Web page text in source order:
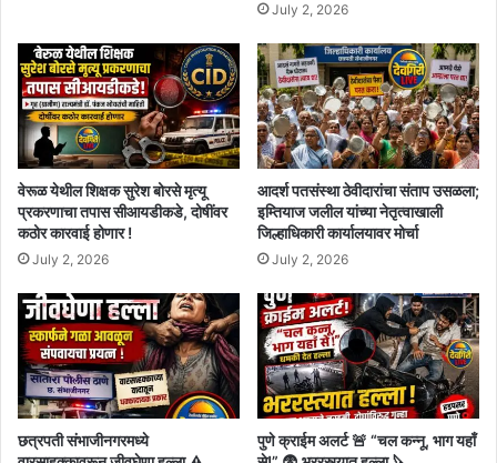
July 2, 2026
वेरूळ येथील शिक्षक सुरेश बोरसे मृत्यू
प्रकरणाचा तपास सीआयडीकडे, दोषींवर
कठोर कारवाई होणार !
July 2, 2026
आदर्श पतसंस्था ठेवीदारांचा संताप उसळला;
इम्तियाज जलील यांच्या नेतृत्वाखाली
जिल्हाधिकारी कार्यालयावर मोर्चा
July 2, 2026
छत्रपती संभाजीनगरमध्ये
पुणे क्राईम अलर्ट 🚨 “चल कन्नू, भाग यहाँ